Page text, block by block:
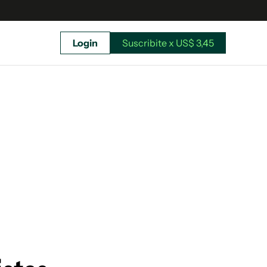
Login Suscribite x US$ 3,45